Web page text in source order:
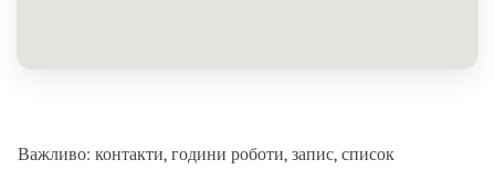
Важливо: контакти, години роботи, запис, список